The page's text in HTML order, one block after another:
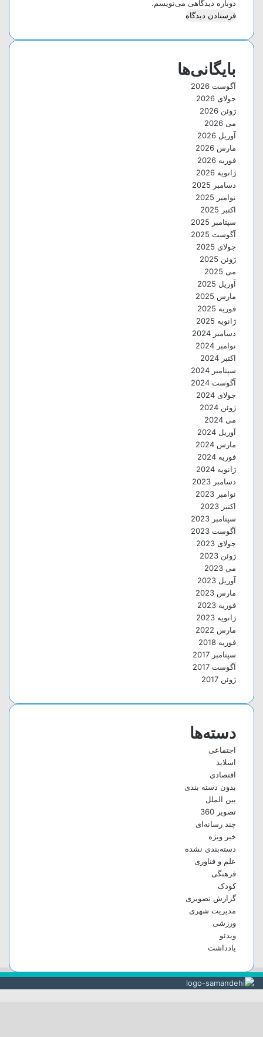
دوباره دیدگاهی می‌نویسم.
بایگانی‌ها
آگوست 2026
جولای 2026
ژوئن 2026
می 2026
آوریل 2026
مارس 2026
فوریه 2026
ژانویه 2026
دسامبر 2025
نوامبر 2025
اکتبر 2025
سپتامبر 2025
آگوست 2025
جولای 2025
ژوئن 2025
می 2025
آوریل 2025
مارس 2025
فوریه 2025
ژانویه 2025
دسامبر 2024
نوامبر 2024
اکتبر 2024
سپتامبر 2024
آگوست 2024
جولای 2024
ژوئن 2024
می 2024
آوریل 2024
مارس 2024
فوریه 2024
ژانویه 2024
دسامبر 2023
نوامبر 2023
اکتبر 2023
سپتامبر 2023
آگوست 2023
جولای 2023
ژوئن 2023
می 2023
آوریل 2023
مارس 2023
فوریه 2023
ژانویه 2023
مارس 2022
فوریه 2018
سپتامبر 2017
آگوست 2017
ژوئن 2017
دسته‌ها
اجتماعی
اسلاید
اقتصادی
بدون دسته بندی
بین الملل
تصویر 360
چند رسانه‌ای
خبر ویژه
دسته‌بندی نشده
علم و فناوری
فرهنگی
کودک
گزارش تصویری
مدیریت شهری
ورزشی
ویدئو
یادداشت